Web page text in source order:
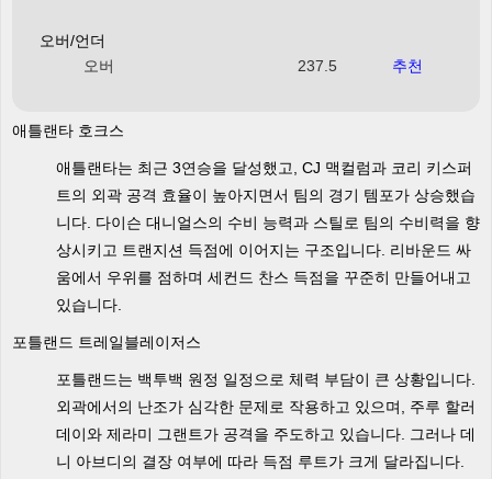
오버/언더
오버
237.5 추천
애틀랜타 호크스
애틀랜타는 최근 3연승을 달성했고, CJ 맥컬럼과 코리 키스퍼
트의 외곽 공격 효율이 높아지면서 팀의 경기 템포가 상승했습
니다. 다이슨 대니얼스의 수비 능력과 스틸로 팀의 수비력을 향
상시키고 트랜지션 득점에 이어지는 구조입니다. 리바운드 싸
움에서 우위를 점하며 세컨드 찬스 득점을 꾸준히 만들어내고
있습니다.
포틀랜드 트레일블레이저스
포틀랜드는 백투백 원정 일정으로 체력 부담이 큰 상황입니다.
외곽에서의 난조가 심각한 문제로 작용하고 있으며, 주루 할러
데이와 제라미 그랜트가 공격을 주도하고 있습니다. 그러나 데
니 아브디의 결장 여부에 따라 득점 루트가 크게 달라집니다.